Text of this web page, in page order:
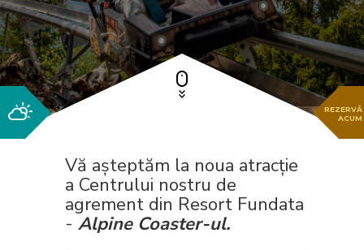
REZERVĂ
ACUM
Vă așteptăm la noua atracție
a Centrului nostru de
agrement din Resort Fundata
-Alpine Coaster-ul.